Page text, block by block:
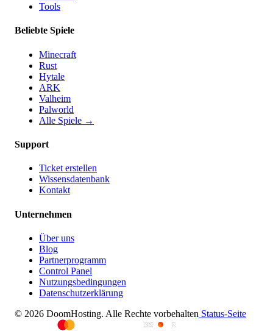
Tools
Beliebte Spiele
Minecraft
Rust
Hytale
ARK
Valheim
Palworld
Alle Spiele →
Support
Ticket erstellen
Wissensdatenbank
Kontakt
Unternehmen
Über uns
Blog
Partnerprogramm
Control Panel
Nutzungsbedingungen
Datenschutzerklärung
© 2026 DoomHosting. Alle Rechte vorbehalten Status-Seite